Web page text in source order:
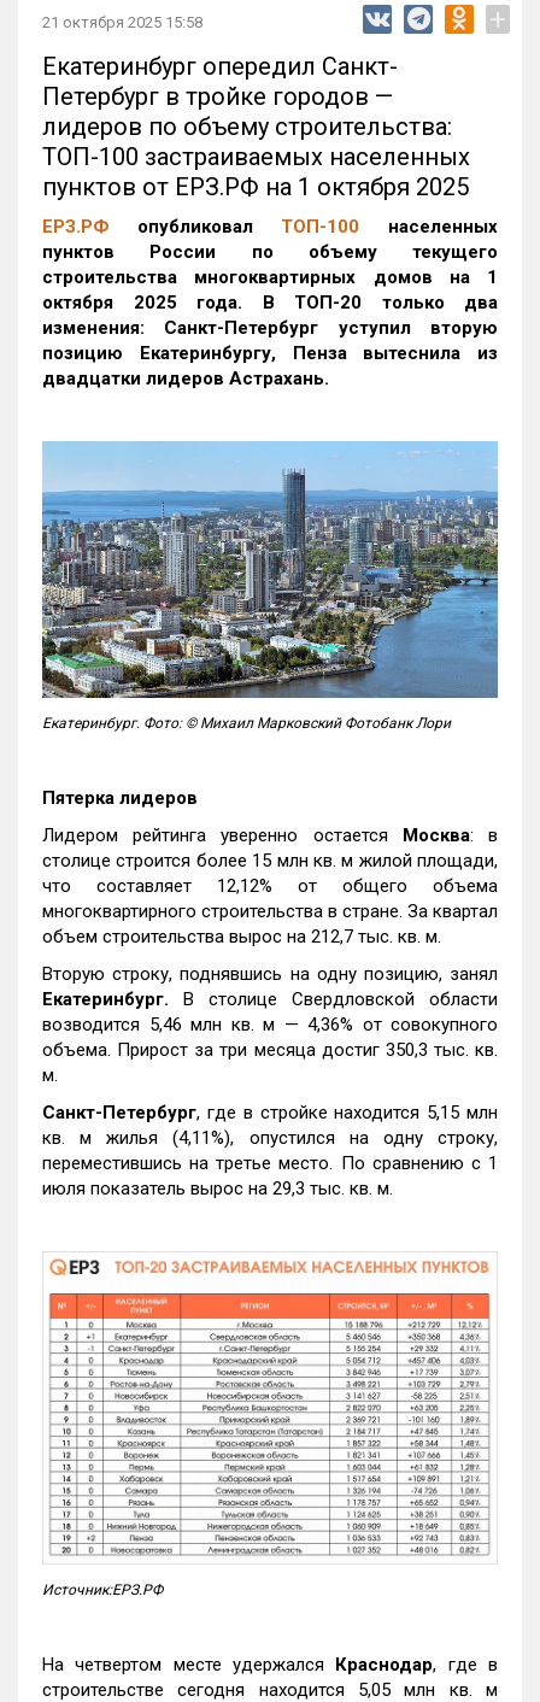
21 октября 2025 15:58 +
Екатеринбург опередил Санкт-
Петербург в тройке городов —
лидеров по объему строительства:
ТОП-100 застраиваемых населенных
пунктов от ЕРЗ.РФ на 1 октября 2025
ЕРЗ.РФ опубликовал ТОП-100 населенных
пунктов России по объему текущего
строительства многоквартирных домов на 1
октября 2025 года. В ТОП-20 только два
изменения: Санкт-Петербург уступил вторую
позицию Екатеринбургу, Пенза вытеснила из
двадцатки лидеров Астрахань.
Екатеринбург. Фото: © Михаил Марковский Фотобанк Лори
Пятерка лидеров
Лидером рейтинга уверенно остается Москва: в
столице строится более 15 млн кв. м жилой площади,
что составляет 12,12% от общего объема
многоквартирного строительства в стране. За квартал
объем строительства вырос на 212,7 тыс. кв. м.
Вторую строку, поднявшись на одну позицию, занял
Екатеринбург. В столице Свердловской области
возводится 5,46 млн кв. м — 4,36% от совокупного
объема. Прирост за три месяца достиг 350,3 тыс. кв.
м.
Санкт-Петербург, где в стройке находится 5,15 млн
кв. м жилья (4,11%), опустился на одну строку,
переместившись на третье место. По сравнению с 1
июля показатель вырос на 29,3 тыс. кв. м.
Источник:ЕРЗ.РФ
На четвертом месте удержался Краснодар, где в
строительстве сегодня находится 5,05 млн кв. м